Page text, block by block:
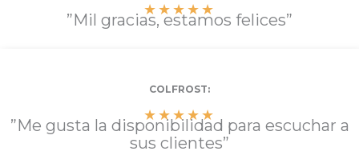
★★★★★
”Mil gracias, estamos felices”
COLFROST:
★★★★★
”Me gusta la disponibilidad para escuchar a
sus clientes”